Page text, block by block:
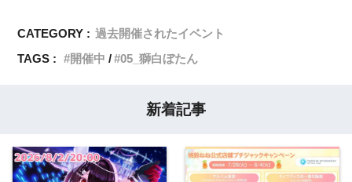
CATEGORY : 過去開催されたイベント
TAGS :
開催中 05_獅白ぼたん
新着記事